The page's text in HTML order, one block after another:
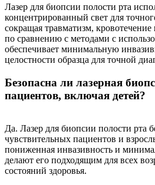
Лазер для биопсии полости рта
концентрированный свет для
сокращая травматизм,
по сравнению с методами с
обеспечивает минимальную
целостности образца для точной
Безопасна ли лазерная
пациентов, включая детей?
Да. Лазер для биопсии полости рта
чувствительных пациентов и
пониженная инвазивность и
делают его подходящим для всех
состояний здоровья.